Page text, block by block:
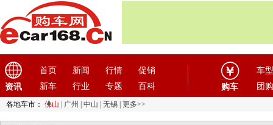
资讯
首页 新闻 行情
促销
新车
行业 专题 百科 购车
车型
团购
各地车市： 佛山 广州 中山 无锡 更多>>
东风小康(11)
东风奕派(1)
东南(12)
F
法拉利 (10)
方程豹 (1)
飞凡汽车(1)